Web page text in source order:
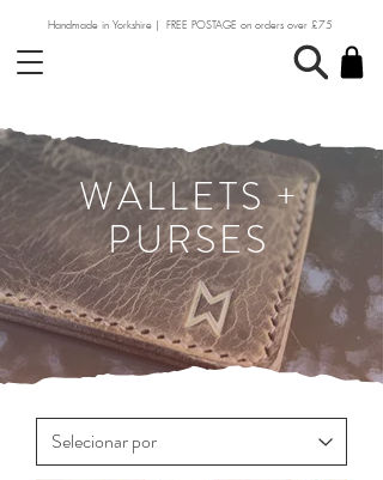
Handmade in Yorkshire | FREE POSTAGE on orders over £75
WALLETS +
PURSES